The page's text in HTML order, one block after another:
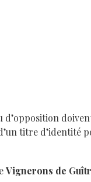
titre d’identité
Vignerons de